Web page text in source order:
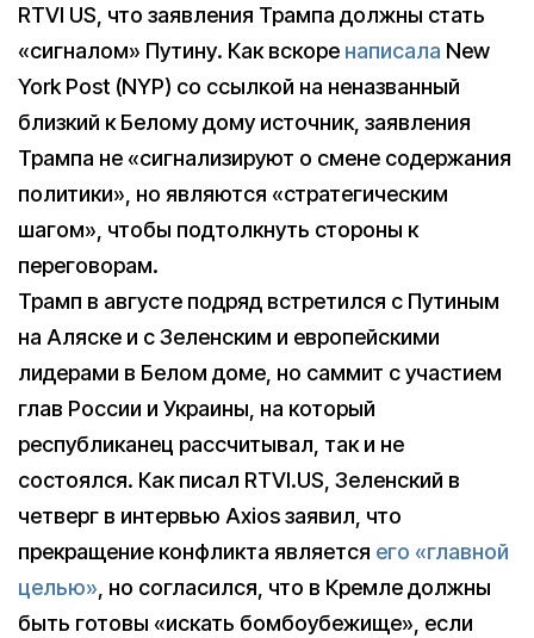
RTVI US, что заявления Трампа должны стать
«сигналом» Путину. Как вскоре написала New
York Post (NYP) со ссылкой на неназванный
близкий к Белому дому источник, заявления
Трампа не «сигнализируют о смене содержания
политики», но являются «стратегическим
шагом», чтобы подтолкнуть стороны к
переговорам.
Трамп в августе подряд встретился с Путиным
на Аляске и с Зеленским и европейскими
лидерами в Белом доме, но саммит с участием
глав России и Украины, на который
республиканец рассчитывал, так и не
состоялся. Как писал RTVI.US, Зеленский в
четверг в интервью Axios заявил, что
прекращение конфликта является его «главной
целью», но cогласился, что в Кремле должны
быть готовы «искать бомбоубежище», если